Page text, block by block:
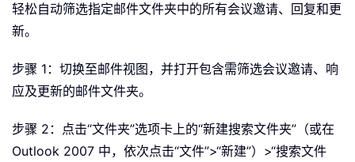
轻松自动筛选指定邮件文件夹中的所有会议邀请、回复和更
新。
步骤 1：切换至邮件视图，并打开包含需筛选会议邀请、响
应及更新的邮件文件夹。
步骤 2：点击“文件夹”选项卡上的“新建搜索文件夹”（或在
Outlook 2007 中，依次点击“文件”>“新建”） >“搜索文件